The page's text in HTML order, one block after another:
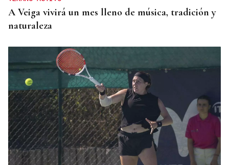
A Veiga vivirá un mes lleno de música, tradición y
naturaleza